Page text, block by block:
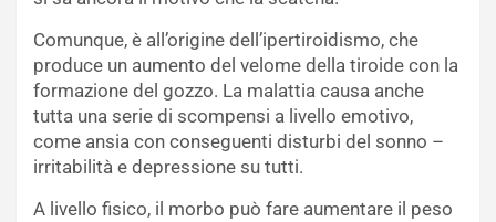
Comunque, è all’origine dell’ipertiroidismo, che
produce un aumento del velome della tiroide con la
formazione del gozzo. La malattia causa anche
tutta una serie di scompensi a livello emotivo,
come ansia con conseguenti disturbi del sonno –
irritabilità e depressione su tutti.
A livello fisico, il morbo può fare aumentare il peso